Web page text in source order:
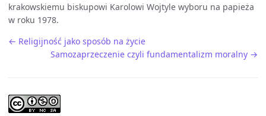
krakowskiemu biskupowi Karolowi Wojtyle wyboru na papieża
w roku 1978.
← Religijność jako sposób na życie
Samozaprzeczenie czyli fundamentalizm moralny →